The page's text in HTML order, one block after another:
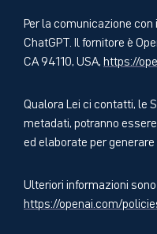
Per la comunicazione
ChatGPT. Il fornitore è
CA 94110, USA,https://
Qualora Lei ci contatti, le
metadati, potranno
ed elaborate per
Ulteriori informazioni
https://openai.com/